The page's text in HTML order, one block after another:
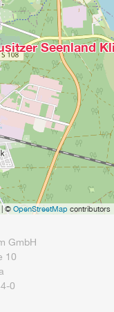
Seenland
| © OpenStreetMap contributors
GmbH
10
0